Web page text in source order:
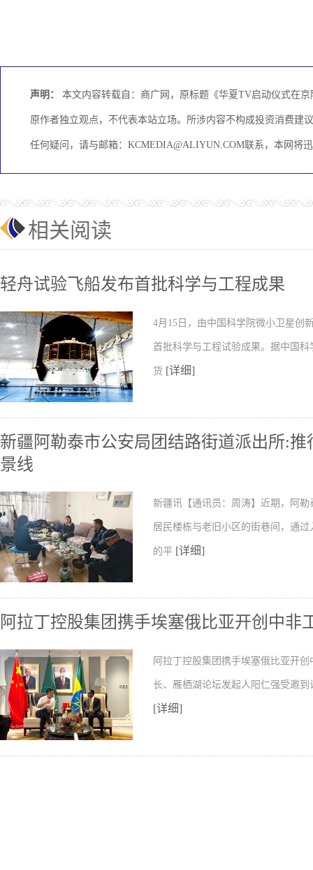
声明： 本文内容转载自：商广网，原标题《华夏TV启动仪式在
原作者独立观点，不代表本站立场。所涉内容不构成投资消费建
任何疑问，请与邮箱：KCMEDIA@ALIYUN.COM联系，本网将
相关阅读
轻舟试验飞船发布首批科学与工程成果
4月15日，由中国科学院微小卫星创
首批科学与工程试验成果。据中国
货 [详细]
新疆阿勒泰市公安局团结路街道派出所:推
景线
新疆讯【通讯员：周涛】近期，阿
居民楼栋与老旧小区的街巷间，通
的平 [详细]
阿拉丁控股集团携手埃塞俄比亚开创中非
阿拉丁控股集团携手埃塞俄比亚开
长、雁栖湖论坛发起人阳仁强受邀
[详细]